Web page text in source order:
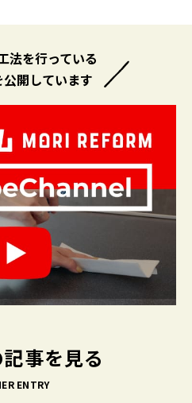
法を行っている
開しています
事を見る
ENTRY